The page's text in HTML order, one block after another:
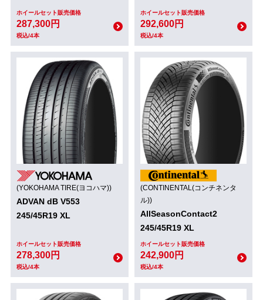
ホイールセット販売価格
287,300円
税込/4本
ホイールセット販売価格
292,600円
税込/4本
(YOKOHAMA TIRE(ヨコハマ))
ADVAN dB V553
245/45R19 XL
ホイールセット販売価格
278,300円
税込/4本
(CONTINENTAL(コンチネンタ
ル))
AllSeasonContact2
245/45R19 XL
ホイールセット販売価格
242,900円
税込/4本